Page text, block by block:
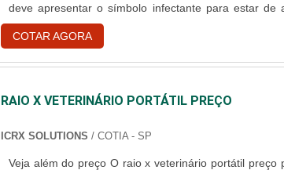
deve apresentar o símbolo infectante para estar de
7500 (símbolos de risco de manuseio para o
materiais) e a NBR 9191 (sacos plásticos para
COTAR AGORA
RAIO X VETERINÁRIO PORTÁTIL PREÇO
ICRX SOLUTIONS / COTIA - SP
Veja além do preço O raio x veterinário portátil preço pode variar de acordo com